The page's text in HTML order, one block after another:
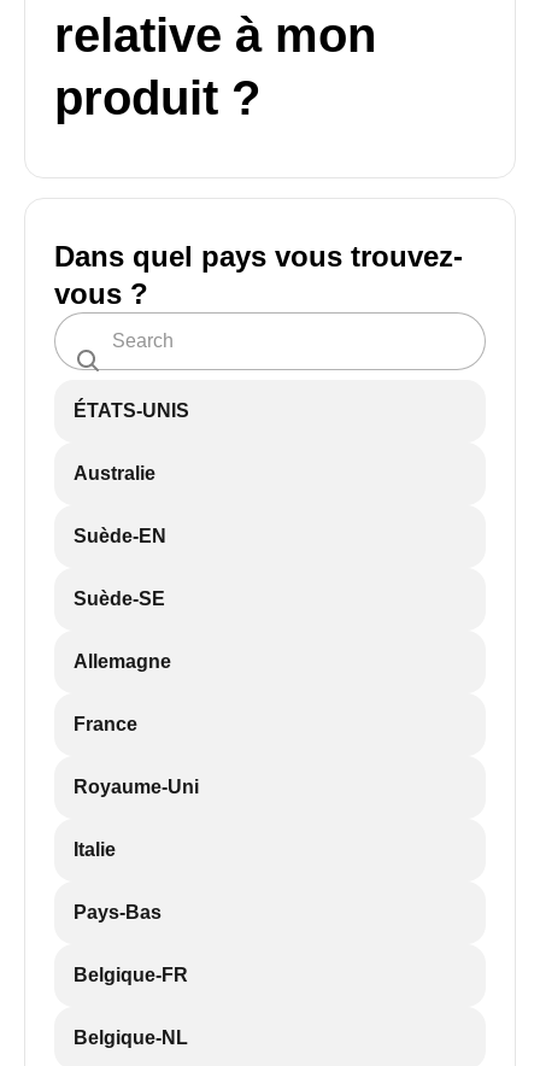
relative à mon
produit ?
Dans quel pays vous trouvez-
vous ?
ÉTATS-UNIS
Australie
Suède-EN
Suède-SE
Allemagne
France
Royaume-Uni
Italie
Pays-Bas
Belgique-FR
Belgique-NL